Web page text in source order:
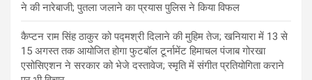
ने की नारेबाजी; पुतला जलाने का प्रयास पुलिस ने किया विफल
कैप्टन राम सिंह ठाकुर को पद्मश्री दिलाने की मुहिम तेज; खनियारा में 13 से
15 अगस्त तक आयोजित होगा फुटबॉल टूर्नामेंट हिमाचल पंजाब गोरखा
एसोसिएशन ने सरकार को भेजे दस्तावेज; स्मृति में संगीत प्रतियोगिता कराने